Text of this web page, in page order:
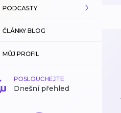
PODCASTY
KATALOG
KATEGORIE
ZÁLOŽKY
ČLÁNKY BLOG
MŮJ PROFIL
POSLOUCHEJTE
Dnešní přehled